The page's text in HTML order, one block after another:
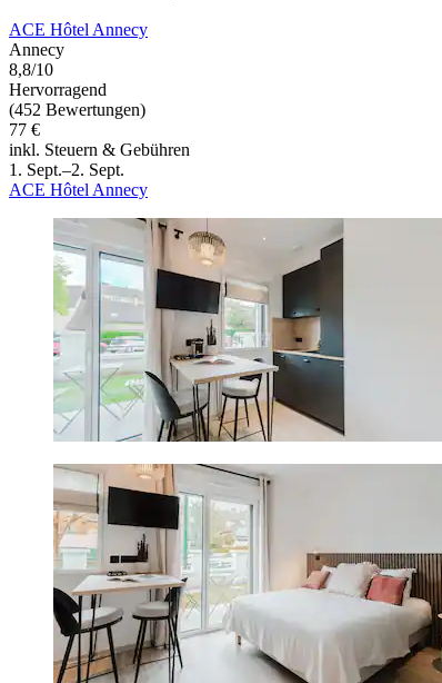
ACE Hôtel Annecy
Annecy
8,8/10
Hervorragend
(452 Bewertungen)
77 €
inkl. Steuern & Gebühren
1. Sept.–2. Sept.
ACE Hôtel Annecy